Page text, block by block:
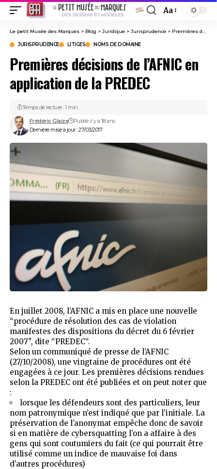
Font
Resizer
Aa
Le petit Musée des Marques > Blog > Juridique > Jurisprudence > Premières décisions de l’AFNIC en application de la PREDEC
JURISPRUDENCE LITIGES NOMS DE DOMAINE
Premières décisions de l’AFNIC en
application de la PREDEC
Dernière mise à jour : 27/03/2017
Frédéric Glaize Publié il y a 18 ans
Temps de lecture : 1 min.
En juillet 2008, l’AFNIC a mis en place une nouvelle
“procédure de résolution des cas de violation
manifestes des dispositions du décret du 6 février
2007″, dite “PREDEC“.
Selon un communiqué de presse de l’AFNIC
(27/10/2008), une vingtaine de procédures ont été
engagées à ce jour. Les premières décisions rendues
selon la PREDEC ont été publiées et on peut noter que
:
lorsque les défendeurs sont des particuliers, leur
nom patronymique n’est indiqué que par l’initiale. La
préservation de l’anonymat empêche donc de savoir
si en matière de cybersquatting l’on a affaire à des
gens qui sont coutumiers du fait (ce qui pourrait être
utilisé comme un indice de mauvaise foi dans
d’autres procédures)